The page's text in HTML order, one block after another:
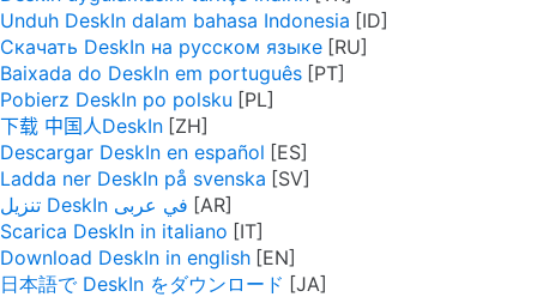
Unduh DeskIn dalam bahasa Indonesia
Скачать DeskIn на русском языке
Baixada do DeskIn em português
Pobierz DeskIn po polsku
下载 中国人DeskIn
Descargar DeskIn en español
Ladda ner DeskIn på svenska
تنزيل DeskIn في عربى
Scarica DeskIn in italiano
Download DeskIn in english
日本語で DeskIn をダウンロード